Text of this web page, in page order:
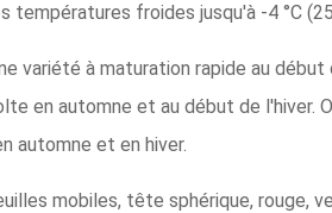
froides jusqu'à -4 °C (25
variété à maturation rapide au début
en automne et au début de l'hiver.
automne et en hiver.
mobiles, tête sphérique, rouge,